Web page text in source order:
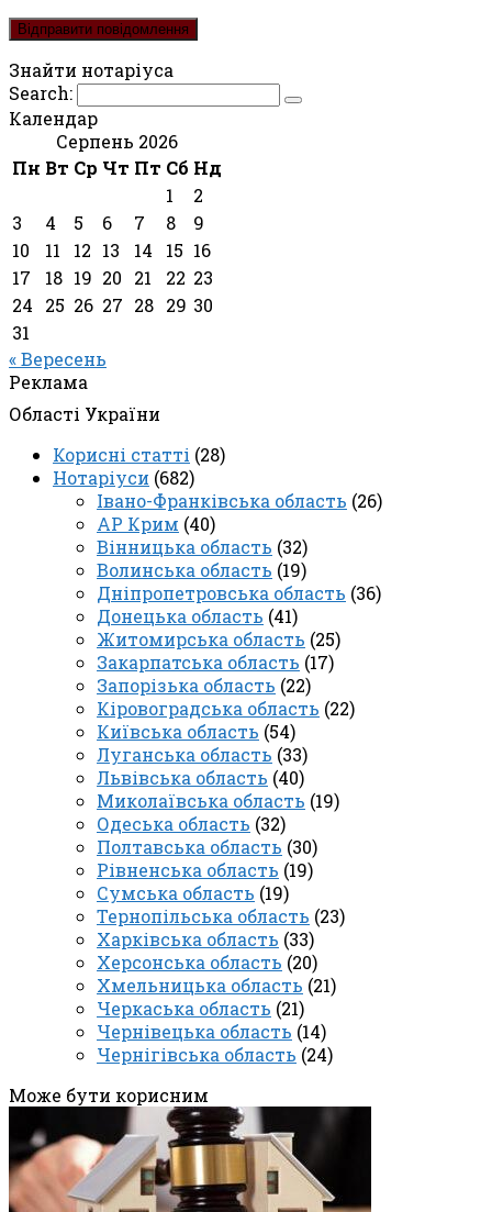
Знайти нотаріуса
Search:
Календар
Серпень 2026
Пн Вт Ср Чт Пт Сб Нд
1
2
3
4 5 6 7 8
9
10
11 12 13 14 15 16
17
18 19 20 21 22 23
24
25 26 27 28 29 30
31
« Вересень
Реклама
Області України
Корисні статті (28)
Нотаріуси (682)
Івано-Франківська область (26)
АР Крим (40)
Вінницька область (32)
Волинська область (19)
Дніпропетровська область (36)
Донецька область (41)
Житомирська область (25)
Закарпатська область (17)
Запорізька область (22)
Кіровоградська область (22)
Київська область (54)
Луганська область (33)
Львівська область (40)
Миколаївська область (19)
Одеська область (32)
Полтавська область (30)
Рівненська область (19)
Сумська область (19)
Тернопільська область (23)
Харківська область (33)
Херсонська область (20)
Хмельницька область (21)
Черкаська область (21)
Чернівецька область (14)
Чернігівська область (24)
Може бути корисним